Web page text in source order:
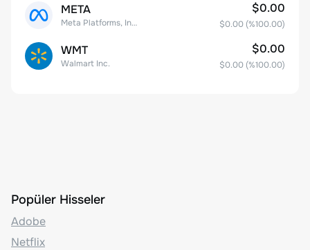
META
Meta Platforms, Inc. Class A Common Stock
$0.00
$0.00 (%100.00)
WMT
Walmart Inc.
$0.00
$0.00 (%100.00)
Popüler Hisseler
Adobe
Netflix